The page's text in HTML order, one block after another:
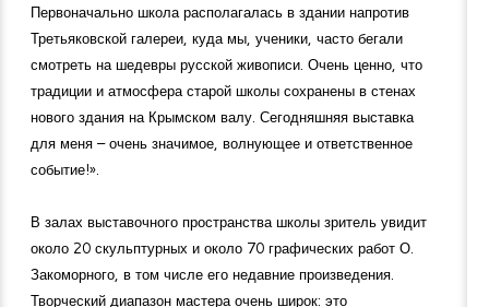
Первоначально школа располагалась в здании напротив
Третьяковской галереи, куда мы, ученики, часто бегали
смотреть на шедевры русской живописи. Очень ценно, что
традиции и атмосфера старой школы сохранены в стенах
нового здания на Крымском валу. Сегодняшняя выставка
для меня – очень значимое, волнующее и ответственное
событие!».
В залах выставочного пространства школы зритель увидит
около 20 скульптурных и около 70 графических работ О.
Закоморного, в том числе его недавние произведения.
Творческий диапазон мастера очень широк: это